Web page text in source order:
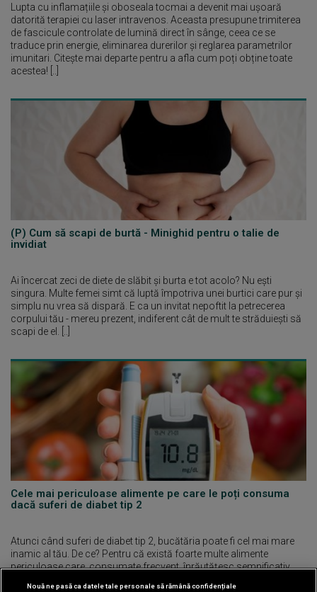
Lupta cu inflamațiile și oboseala tocmai a devenit mai ușoară
datorită terapiei cu laser intravenos. Aceasta presupune trimiterea
de fascicule controlate de lumină direct în sânge, ceea ce se
traduce prin energie, eliminarea durerilor și reglarea parametrilor
imunitari. Citește mai departe pentru a afla cum poți obține toate
acestea! [..]
(P) Cum să scapi de burtă - Minighid pentru o talie de
invidiat
Ai încercat zeci de diete de slăbit și burta e tot acolo? Nu ești
singura. Multe femei simt că luptă împotriva unei burtici care pur și
simplu nu vrea să dispară. E ca un invitat nepoftit la petrecerea
corpului tău - mereu prezent, indiferent cât de mult te străduiești să
scapi de el. [..]
Cele mai periculoase alimente pe care le poți consuma
dacă suferi de diabet tip 2
Atunci când suferi de diabet tip 2, bucătăria poate fi cel mai mare
inamic al tău. De ce? Pentru că există foarte multe alimente
periculoase care, consumate frecvent, înrăutățesc semnificativ
Nouă ne pasă ca datele tale personale să rămână confidențiale